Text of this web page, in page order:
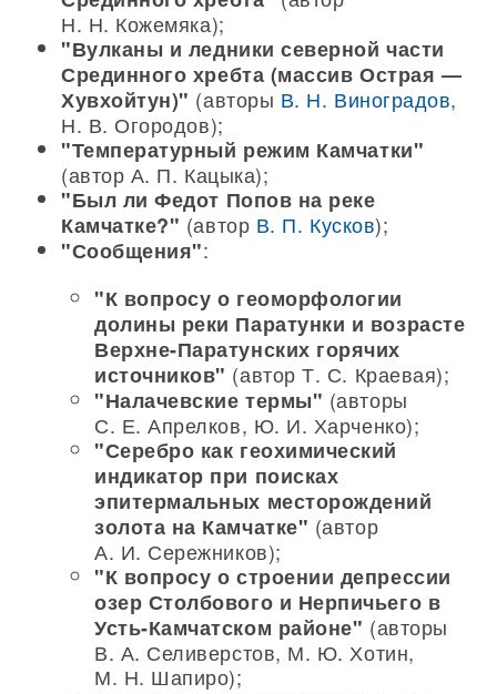
Н. Н. Кожемяка);
"Вулканы и ледники северной части
Срединного хребта (массив Острая —
Хувхойтун)" (авторы В. Н. Виноградов,
Н. В. Огородов);
"Температурный режим Камчатки"
(автор А. П. Кацыка);
"Был ли Федот Попов на реке
Камчатке?" (автор В. П. Кусков);
"Сообщения":
"К вопросу о геоморфологии
долины реки Паратунки и возрасте
Верхне-Паратунских горячих
источников" (автор Т. С. Краевая);
"Налачевские термы" (авторы
С. Е. Апрелков, Ю. И. Харченко);
"Серебро как геохимический
индикатор при поисках
эпитермальных месторождений
золота на Камчатке" (автор
А. И. Сережников);
"К вопросу о строении депрессии
озер Столбового и Нерпичьего в
Усть-Камчатском районе" (авторы
В. А. Селиверстов, М. Ю. Хотин,
М. Н. Шапиро);